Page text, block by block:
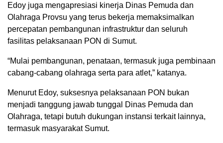
Edoy juga mengapresiasi kinerja Dinas Pemuda dan
Olahraga Provsu yang terus bekerja memaksimalkan
percepatan pembangunan infrastruktur dan seluruh
fasilitas pelaksanaan PON di Sumut.
“Mulai pembangunan, penataan, termasuk juga pembinaan
cabang-cabang olahraga serta para atlet,” katanya.
Menurut Edoy, suksesnya pelaksanaan PON bukan
menjadi tanggung jawab tunggal Dinas Pemuda dan
Olahraga, tetapi butuh dukungan instansi terkait lainnya,
termasuk masyarakat Sumut.